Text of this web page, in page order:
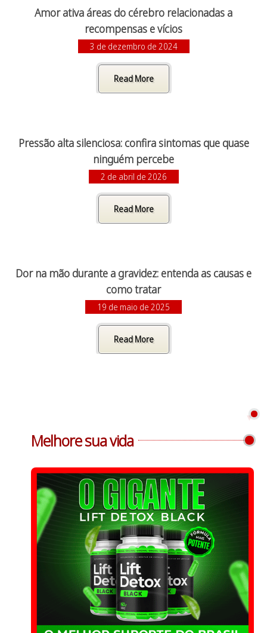
Amor ativa áreas do cérebro relacionadas a
recompensas e vícios
3 de dezembro de 2024
Read More
Pressão alta silenciosa: confira sintomas que quase
ninguém percebe
2 de abril de 2026
Read More
Dor na mão durante a gravidez: entenda as causas e
como tratar
19 de maio de 2025
Read More
Melhore sua vida